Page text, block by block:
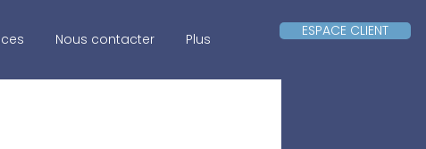
Nous contacter Plus ESPACE CLIENT